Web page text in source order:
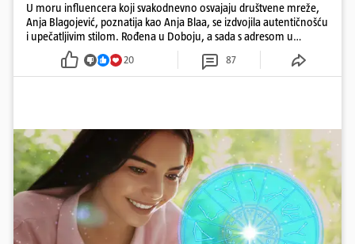
U moru influencera koji svakodnevno osvajaju društvene mreže,
Anja Blagojević, poznatija kao Anja Blaa, se izdvojila autentičnošću
i upečatljivim stilom. Rođena u Doboju, a sada s adresom u
Dubaiju, Anja je spoj glamura, discipline i mladenačke energije
20 87